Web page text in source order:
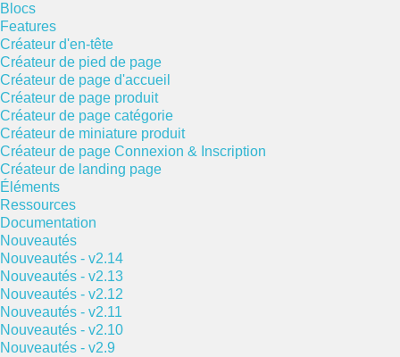
Blocs
Features
Créateur d'en-tête
Créateur de pied de page
Créateur de page d'accueil
Créateur de page produit
Créateur de page catégorie
Créateur de miniature produit
Créateur de page Connexion & Inscription
Créateur de landing page
Éléments
Ressources
Documentation
Nouveautés
Nouveautés - v2.14
Nouveautés - v2.13
Nouveautés - v2.12
Nouveautés - v2.11
Nouveautés - v2.10
Nouveautés - v2.9